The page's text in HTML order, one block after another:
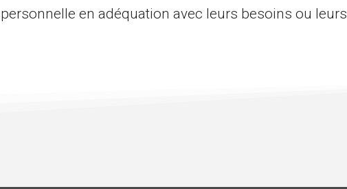
en adéquation avec leurs besoins ou leurs